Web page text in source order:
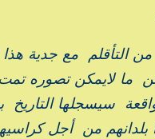
التأقلم مع جدية
ما لايمكن تصوره تمت
سيسجلها
من أجل